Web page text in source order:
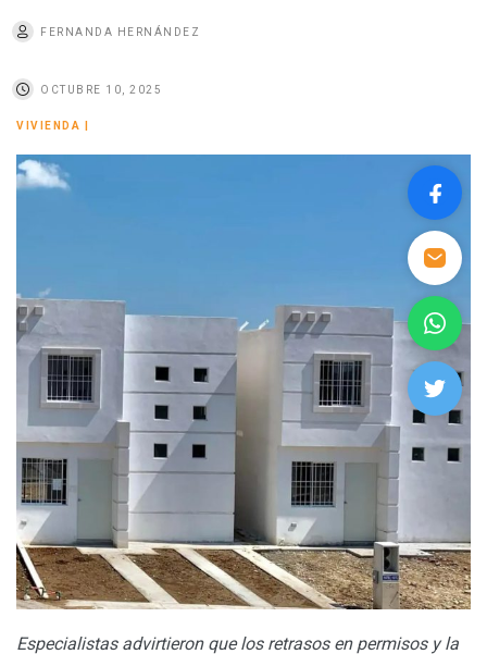
FERNANDA HERNÁNDEZ
OCTUBRE 10, 2025
VIVIENDA
Especialistas advirtieron que los retrasos en permisos y la